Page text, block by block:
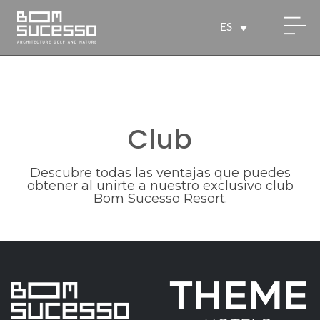
ES
Club
Descubre todas las ventajas que puedes
obtener al unirte a nuestro exclusivo club
Bom Sucesso Resort.